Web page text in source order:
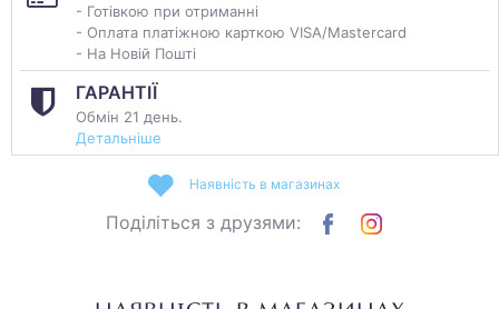
- Готівкою при отриманні
- Оплата платіжною карткою VISA/Mastercard
- На Новій Пошті
ГАРАНТІЇ
Обмін 21 день.
Детальніше
Наявність в магазинах
Поділіться з друзями: